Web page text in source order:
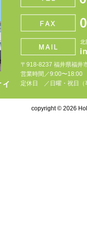
〒918-8237 福井県福井
営業時間／9:00〜18:00
定休日 ／日曜・祝日（
copyright © 2026